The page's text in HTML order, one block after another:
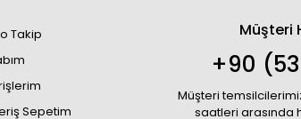
Takip
Sepetim
Müşteri
+90
Müşteri
saatleri arasında